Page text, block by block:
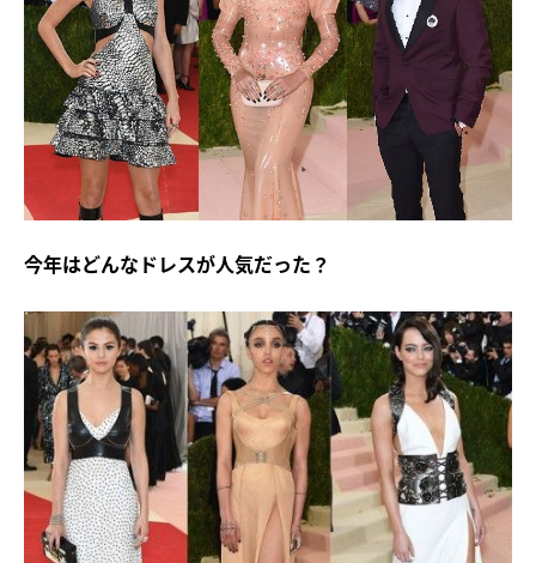
今年はどんなドレスが人気だった？